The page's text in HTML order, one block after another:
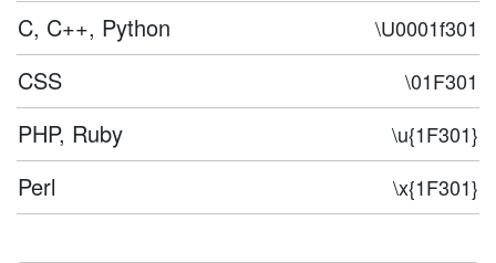
C, C++, Python \U0001f301
CSS \01F301
PHP, Ruby \u{1F301}
Perl \x{1F301}